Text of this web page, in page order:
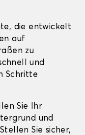
die entwickelt
auf
zu
und
Schritte
Sie Ihr
und
Sie sicher,